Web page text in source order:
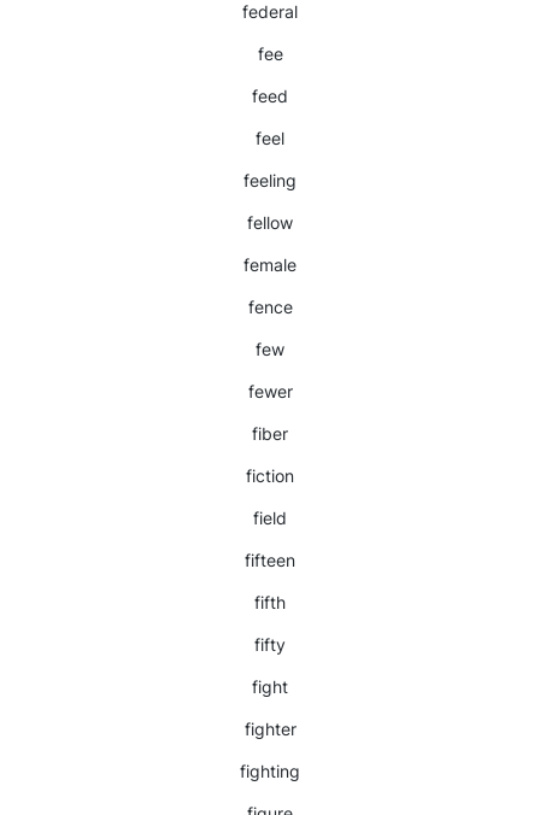
federal
fee
feed
feel
feeling
fellow
female
fence
few
fewer
fiber
fiction
field
fifteen
fifth
fifty
fight
fighter
fighting